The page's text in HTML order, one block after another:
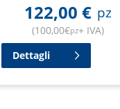
122,00 € pz
(100,00€pz+ IVA)
Dettagli